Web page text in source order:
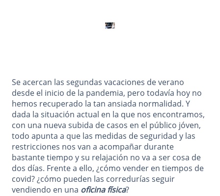
Se acercan las segundas vacaciones de verano
desde el inicio de la pandemia, pero todavía hoy no
hemos recuperado la tan ansiada normalidad. Y
dada la situación actual en la que nos encontramos,
con una nueva subida de casos en el público jóven,
todo apunta a que las medidas de seguridad y las
restricciones nos van a acompañar durante
bastante tiempo y su relajación no va a ser cosa de
dos días. Frente a ello, ¿cómo vender en tiempos de
covid? ¿cómo pueden las corredurías seguir
vendiendo en una oficina física?